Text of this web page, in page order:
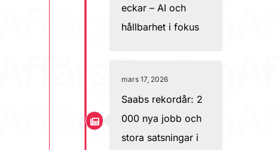
eckar – AI och
hållbarhet i fokus
mars 17, 2026
Saabs rekordår: 2
000 nya jobb och
stora satsningar i